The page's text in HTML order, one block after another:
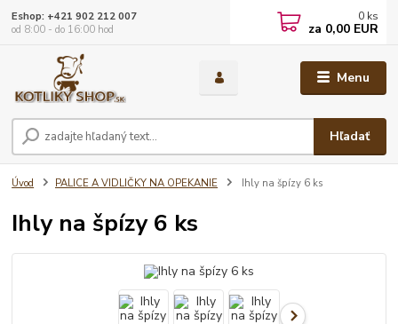
Menu
Hľadať
Eshop: +421 902 212 007
od 8:00 - do 16:00 hod
0 ks
za 0,00 EUR
Úvod PALICE A VIDLIČKY NA OPEKANIE Ihly na špízy 6 ks
Ihly na špízy 6 ks